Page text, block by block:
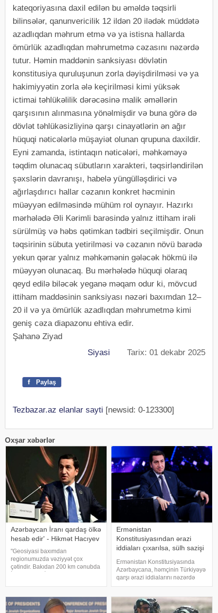
kateqoriyasına daxil edilən bu əməldə təqsirli
bilinsələr, qanunvericilik 12 ildən 20 ilədək müddətə
azadlıqdan məhrum etmə və ya istisna hallarda
ömürlük azadlıqdan məhrumetmə cəzasını nəzərdə
tutur. Həmin maddənin sanksiyası dövlətin
konstitusiya quruluşunun zorla dəyişdirilməsi və ya
hakimiyyətin zorla ələ keçirilməsi kimi yüksək
ictimai təhlükəlilik dərəcəsinə malik əməllərin
qarşısının alınmasına yönəlmişdir və buna görə də
dövlət təhlükəsizliyinə qarşı cinayətlərin ən ağır
hüquqi nəticələrlə müşayiət olunan qrupuna daxildir.
Eyni zamanda, istintaqın nəticələri, məhkəməyə
təqdim olunacaq sübutların xarakteri, təqsirləndirilən
şəxslərin davranışı, habelə yüngülləşdirici və
ağırlaşdırıcı hallar cəzanın konkret həcminin
müəyyən edilməsində mühüm rol oynayır. Hazırkı
mərhələdə Əli Kərimli barəsində yalnız ittiham irəli
sürülmüş və həbs qətimkan tədbiri seçilmişdir. Onun
təqsirinin sübuta yetirilməsi və cəzanın növü barədə
yekun qərar yalnız məhkəmənin gələcək hökmü ilə
müəyyən olunacaq. Bu mərhələdə hüquqi olaraq
qeyd edilə biləcək yeganə məqam odur ki, mövcud
ittiham maddəsinin sanksiyası nəzəri baxımdan 12–
20 il və ya ömürlük azadlıqdan məhrumetmə kimi
geniş cəza diapazonu ehtiva edir.
Şahanə Ziyad
Siyasi Tarix: 01 dekabr 2025
f Paylaş
Tezbazar.az elanlar sayti [newsid: 0-123300]
Oxşar xəbərlər
Azərbaycan İranı qardaş ölkə
hesab edir' - Hikmət Hacıyev
"Geosiyasi baxımdan
regionumuzda vəziyyət çox
çətindir. Bakıdan 200 km cənubda
davam edir". APA-ya istinadən
xəbər veri
Ermənistan
Konstitusiyasından ərazi
iddiaları çıxarılsa, sülh sazişi
Ermənistan Konstitusiyasında
Azərbaycana, həmçinin Türkiyəyə
qarşı ərazi iddialarını nəzərdə
tutan maddə çıxarılmalıdır. Bunu
köməkçisi – Prezident
Administrasiyasının Xarici siyasət